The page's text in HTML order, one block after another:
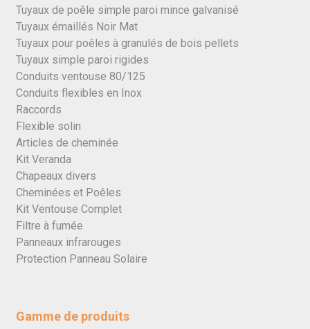
Tuyaux de poêle simple paroi mince galvanisé
Tuyaux émaillés Noir Mat
Tuyaux pour poêles à granulés de bois pellets
Tuyaux simple paroi rigides
Conduits ventouse 80/125
Conduits flexibles en Inox
Raccords
Flexible solin
Articles de cheminée
Kit Veranda
Chapeaux divers
Cheminées et Poêles
Kit Ventouse Complet
Filtre à fumée
Panneaux infrarouges
Protection Panneau Solaire
Gamme de produits